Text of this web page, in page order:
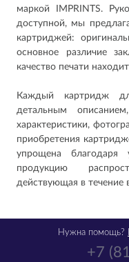
маркой IMPRINTS.
доступной, мы
картриджей:
основное различие
качество печати
Каждый картридж
детальным
характеристики,
приобретения
упрощена
продукцию
действующая в течение
+7
Нужна помощь?